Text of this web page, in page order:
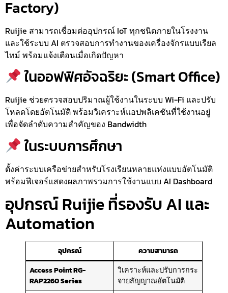
Factory)
Ruijie สามารถเชื่อมต่ออุปกรณ์ IoT ทุกชนิดภายในโรงงาน
และใช้ระบบ AI ตรวจสอบการทำงานของเครื่องจักรแบบเรียล
ไทม์ พร้อมแจ้งเตือนเมื่อเกิดปัญหา
ในออฟฟิศอัจฉริยะ (Smart Office)
Ruijie ช่วยตรวจสอบปริมาณผู้ใช้งานในระบบ Wi-Fi และปรับ
โหลดโดยอัตโนมัติ พร้อมวิเคราะห์แอปพลิเคชันที่ใช้งานอยู่
เพื่อจัดลำดับความสำคัญของ Bandwidth
ในระบบการศึกษา
ตั้งค่าระบบเครือข่ายสำหรับโรงเรียนหลายแห่งแบบอัตโนมัติ
พร้อมฟีเจอร์แสดงผลภาพรวมการใช้งานแบบ AI Dashboard
อุปกรณ์ Ruijie ที่รองรับ AI และ
Automation
อุปกรณ์
ความสามารถ
Access Point RG-
RAP2260 Series
วิเคราะห์และปรับการกระ
จายสัญญาณอัตโนมัติ